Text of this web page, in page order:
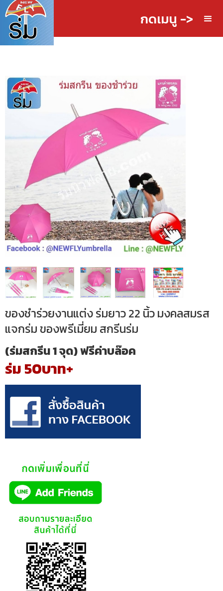
กดเมนู ->
ของชำร่วยงานแต่ง ร่มยาว 22 นิ้ว มงคลสมรส
แจกร่ม ของพรีเมี่ยม สกรีนร่ม
(ร่มสกรีน 1 จุด) ฟรีค่าบล๊อค
ร่ม 50บาท+